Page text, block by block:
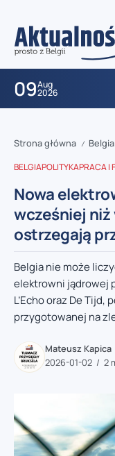
09Aug
2026
Strona główna / Belgia
BELGIAPOLITYKAPRACA I
Nowa
wcześniej niż
ostrzegają
Belgia nie może
elektrowni jądrowej
L’Echo oraz De
przygotowanej na
Mateusz Kapica
2026-01-02
2